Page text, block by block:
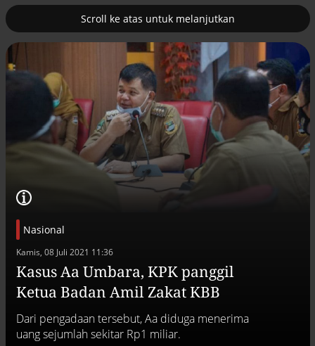
Scroll ke atas untuk melanjutkan
Nasional
Kamis, 08 Juli 2021 11:36
Kasus Aa Umbara, KPK panggil
Ketua Badan Amil Zakat KBB
Dari pengadaan tersebut, Aa diduga menerima
uang sejumlah sekitar Rp1 miliar.
nuklir
Pemulihan ekonomi Aceh terus
diakselerasi
Efek jera untuk pejabat abai LHKPN
Alinea.id - Peristiwa
Buku berusia 900 tahun ditemukan di
arsip rahasia Vatikan, ada prediksi